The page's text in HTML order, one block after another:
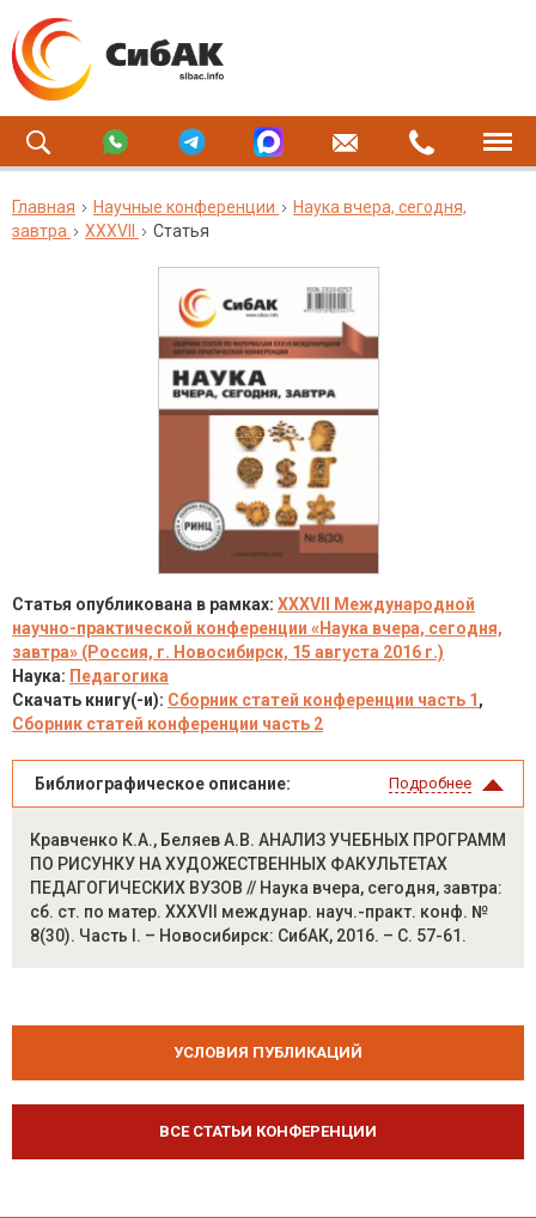
Главная Научные конференции
Наука вчера, сегодня,
завтра
XXXVII Статья
Статья опубликована в рамках: XXXVII Международной
научно-практической конференции «Наука вчера, сегодня,
завтра» (Россия, г. Новосибирск, 15 августа 2016 г.)
Наука: Педагогика
Скачать книгу(-и): Сборник статей конференции часть 1 ,
Сборник статей конференции часть 2
Библиографическое описание: Подробнее
Кравченко К.А., Беляев А.В. АНАЛИЗ УЧЕБНЫХ ПРОГРАММ
ПО РИСУНКУ НА ХУДОЖЕСТВЕННЫХ ФАКУЛЬТЕТАХ
ПЕДАГОГИЧЕСКИХ ВУЗОВ // Наука вчера, сегодня, завтра:
сб. ст. по матер. XXXVII междунар. науч.-практ. конф. №
8(30). Часть I. – Новосибирск: СибАК, 2016. – С. 57-61.
УСЛОВИЯ ПУБЛИКАЦИЙ
ВСЕ СТАТЬИ КОНФЕРЕНЦИИ